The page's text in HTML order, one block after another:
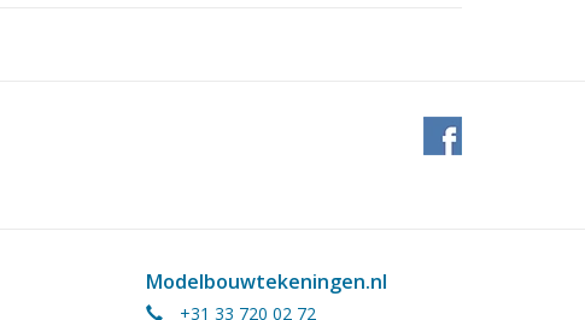
Modelbouwtekeningen.nl
+31 33 720 02 72